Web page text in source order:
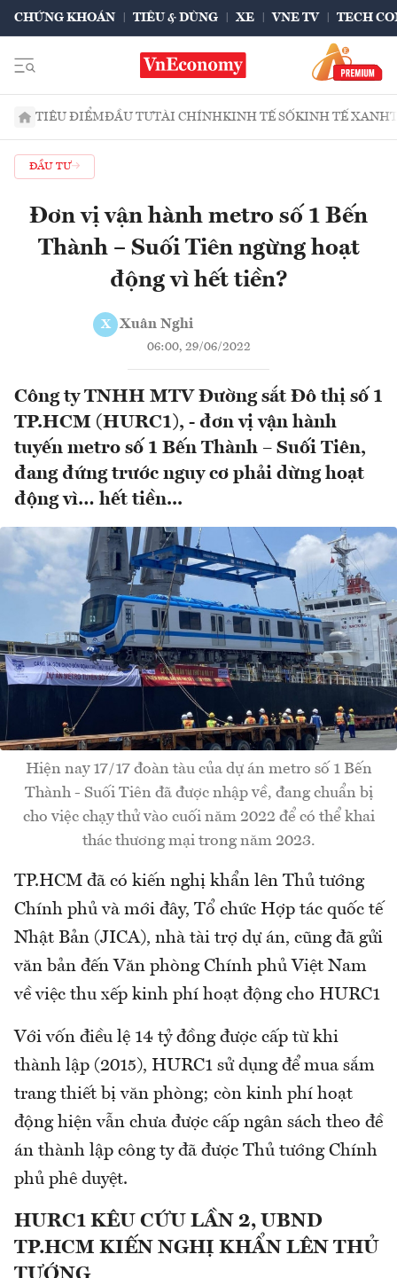
CHỨNG KHOÁN TIÊU & DÙNG XE VNE TV TECH
TIÊU ĐIỂMĐẦU TƯTÀI CHÍNHKINH TẾ SỐKINH TẾ XANH
ĐẦU TƯ
Đơn vị vận hành metro số 1 Bến
Thành – Suối Tiên ngừng hoạt
động vì hết tiền?
X Xuân Nghi
06:00, 29/06/2022
Công ty TNHH MTV Đường sắt Đô thị số 1
TP.HCM (HURC1), - đơn vị vận hành
tuyến metro số 1 Bến Thành – Suối Tiên,
đang đứng trước nguy cơ phải dừng hoạt
động vì… hết tiền...
Hiện nay 17/17 đoàn tàu của dự án metro số 1 Bến
Thành - Suối Tiên đã được nhập về, đang chuẩn bị
cho việc chạy thử vào cuối năm 2022 để có thể khai
thác thương mại trong năm 2023.
TP.HCM đã có kiến nghị khẩn lên Thủ tướng
Chính phủ và mới đây, Tổ chức Hợp tác quốc tế
Nhật Bản (JICA), nhà tài trợ dự án, cũng đã gửi
văn bản đến Văn phòng Chính phủ Việt Nam
về việc thu xếp kinh phí hoạt động cho HURC1
Với vốn điều lệ 14 tỷ đồng được cấp từ khi
thành lập (2015), HURC1 sử dụng để mua sắm
trang thiết bị văn phòng; còn kinh phí hoạt
động hiện vẫn chưa được cấp ngân sách theo đề
án thành lập công ty đã được Thủ tướng Chính
phủ phê duyệt.
HURC1 KÊU CỨU LẦN 2, UBND
TP.HCM KIẾN NGHỊ KHẨN LÊN THỦ
TƯỚNG